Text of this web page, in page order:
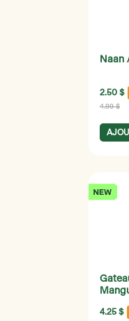
Naan
2.50 $
4.99 $
4.25 $